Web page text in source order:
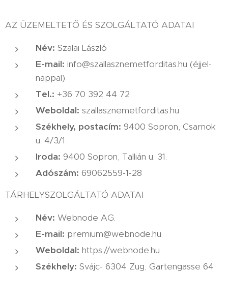
AZ ÜZEMELTETŐ ÉS SZOLGÁLTATÓ ADATAI
Név: Szalai László
E-mail: info@szallasznemetforditas.hu (éjjel-
nappal)
Tel.: +36 70 392 44 72
Weboldal: szallasznemetforditas.hu
Székhely, postacím: 9400 Sopron, Csarnok
u. 4/3/1.
Iroda: 9400 Sopron, Tallián u. 31.
Adószám: 69062559-1-28
TÁRHELYSZOLGÁLTATÓ ADATAI
Név: Webnode AG.
E-mail: premium@webnode.hu
Weboldal: https://webnode.hu
Székhely: Svájc- 6304 Zug, Gartengasse 64